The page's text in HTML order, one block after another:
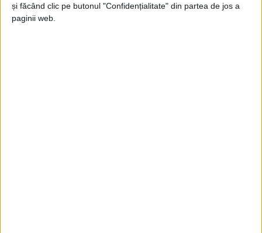
și făcând clic pe butonul "Confidențialitate" din partea de jos a
paginii web.